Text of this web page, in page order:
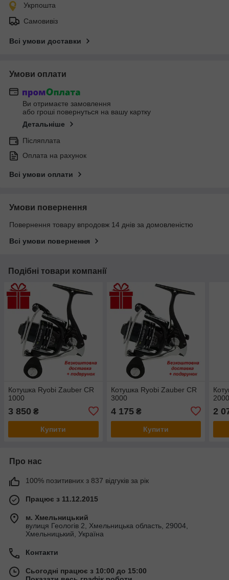
Укрпошта
Самовивіз
Всі умови доставки
Умови оплати
Ви отримаєте замовлення
або гроші повернуться на вашу картку
Детальніше
Післяплата
Оплата на рахунок
Всі умови оплати
Умови повернення
Повернення товару впродовж 14 днів за домовленістю
Всі умови повернення
Подібні товари компанії
Котушка Ryobi Zauber CR
1000
3 850 ₴
Купити
Котушка Ryobi Zauber CR
3000
4 175₴
Купити
2
Про нас
100% позитивних з 837 відгуків за рік
Працює з 11.12.2015
м. Хмельницький
вулиця Геологів 2, Хмельницька область, 29004,
Хмельницький, Україна
Контакти
Сьогодні працює з 10:00 до 15:00